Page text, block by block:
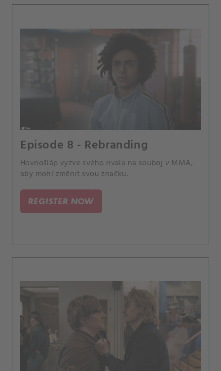
Episode 8 - Rebranding
Hovnošláp vyzve svého rivala na souboj v MMA,
aby mohl změnit svou značku.
REGISTER NOW